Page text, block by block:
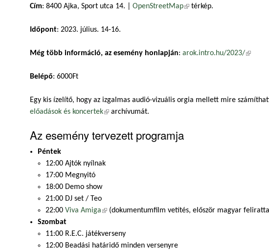
Cím: 8400 Ajka, Sport utca 14. | OpenStreetMap(külső hivatkozás)
térkép.
Időpont: 2023. július. 14-16.
Még több információ, az esemény honlapján: arok.intro.hu/2023/(külső
Belépő: 6000Ft
Egy kis ízelítő, hogy az izgalmas audió-vizuális orgia mellett mire
előadások és koncertek(külső hivatkozás)
archívumát.
Az esemény tervezett programja
Péntek
12:00 Ajtók nyílnak
17:00 Megnyitó
18:00 Demo show
21:00 DJ set / Teo
22:00 Viva Amiga(külső hivatkozás)
(dokumentumfilm vetítés, először magyar
Szombat
11:00 R.E.C. játékverseny
12:00 Beadási határidő minden versenyre